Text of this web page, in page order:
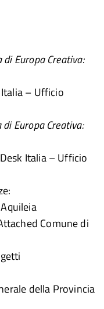
Europa Creativa:
– Ufficio
Europa Creativa:
Italia – Ufficio
Comune di
della Provincia